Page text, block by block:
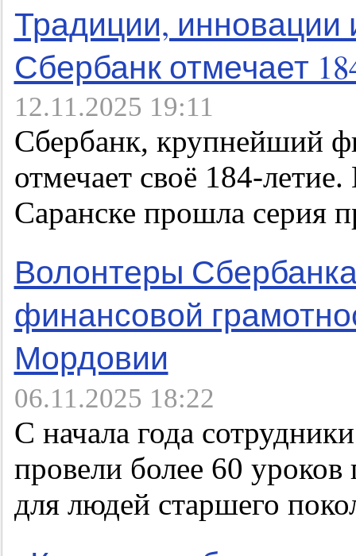
Традиции, инновации
Сбербанк отмечает
12.11.2025 19:11
Сбербанк, крупнейший
отмечает своё 184-
Саранске прошла серия
Волонтеры
финансовой
Мордовии
06.11.2025 18:22
С начала года
провели более 60
для людей старшего